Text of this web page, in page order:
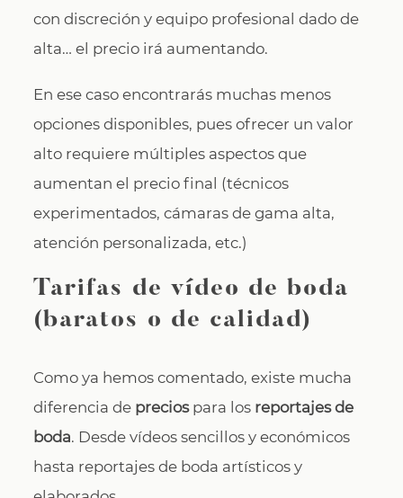
con discreción y equipo profesional dado de
alta… el precio irá aumentando.
En ese caso encontrarás muchas menos
opciones disponibles, pues ofrecer un valor
alto requiere múltiples aspectos que
aumentan el precio final (técnicos
experimentados, cámaras de gama alta,
atención personalizada, etc.)
Tarifas de vídeo de boda
(baratos o de calidad)
Como ya hemos comentado, existe mucha
diferencia de preciospara los reportajes de
boda. Desde vídeos sencillos y económicos
hasta reportajes de boda artísticos y